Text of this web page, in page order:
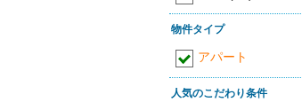
物件タイプ
アパート
人気のこだわり条件